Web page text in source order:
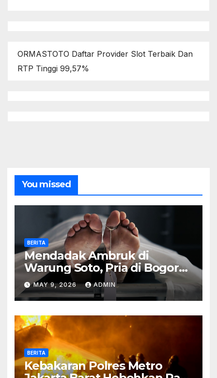
ORMASTOTO Daftar Provider Slot Terbaik Dan
RTP Tinggi 99,57%
You missed
BERITA
Mendadak Ambruk di
Warung Soto, Pria di Bogor
Meninggal Sebelum Makan
MAY 9, 2026 ADMIN
BERITA
Kebakaran Polres Metro